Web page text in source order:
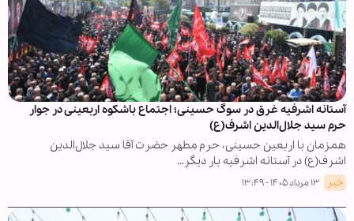
آستانه اشرفیه غرق در سوگ حسینی؛ اجتماع باشکوه اربعینی در جوار
حرم سید جلال‌الدین اشرف(ع)
همزمان با اربعین حسینی، حرم مطهر حضرت آقا سید جلال‌الدین
اشرف(ع) در آستانه اشرفیه بار دیگر…
خبر ۱۳ مرداد ۱۴۰۵ - ۱۳:۴۹